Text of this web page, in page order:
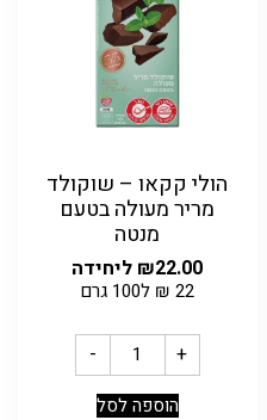
הולי קקאו – שוקולד
מריר מעולה בטעם
מנטה
₪22.00 ליחידה
22
₪ ל100 גרם
- +
הוספה לסל